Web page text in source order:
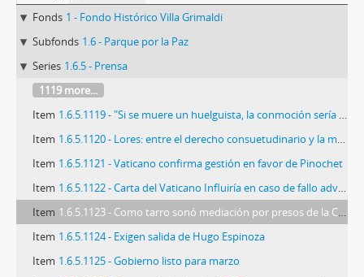
Fonds 1 - Fondo Histórico Villa Grimaldi
Subfonds 1.6 - Parque por la Paz
Series 1.6.5 - Prensa
1119 more...
Item 1.6.5.1119 - "Si se muere un huelguista, la conmoción sería mundial"
Item 1.6.5.1120 - Lores: entre el derecho consuetudinario y la moderna legislación sobre derechos humanos
Item 1.6.5.1121 - Vaticano confirma gestión en favor de Pinochet
Item 1.6.5.1122 - Carta del Vaticano Influiría en caso de fallo adverso
Item 1.6.5.1123 - Como tarro sonó mediación por presos de la CAS: Sigue huelga
Item 1.6.5.1124 - Exigen salida de Hugo Espinoza
Item 1.6.5.1125 - Gobierno listo para marzo